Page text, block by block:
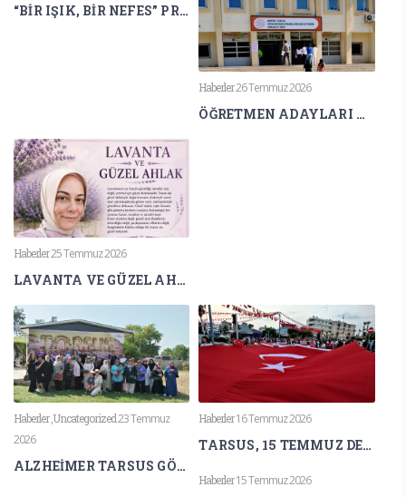
“BİR IŞIK, BİR NEFES” PROJESİ ULUSLARARASI BİLİM DÜNYASINDA
Haberler26 Temmuz 2026
ÖĞRETMEN ADAYLARI AGS HEYECANI YAŞIYOR
Haberler25 Temmuz 2026
LAVANTA VE GÜZEL AHLAK
Haberler,Uncategorized23 Temmuz
2026
ALZHEİMER TARSUS GÖNÜLLÜLERİNDEN LAVANTA KOKULARI ARASINDA FARKINDALIK ETKİNLİĞİ
Haberler16 Temmuz 2026
TARSUS, 15 TEMMUZ DEMOKRASİ VE MİLLÎ BİRLİK GÜNÜ’NDE TEK YÜREK OLDU
Haberler15 Temmuz 2026